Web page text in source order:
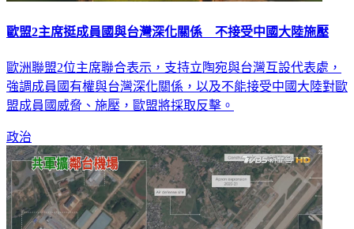
歐盟2主席挺成員國與台灣深化關係 不接受中國大陸施壓
歐洲聯盟2位主席聯合表示，支持立陶宛與台灣互設代表處，
強調成員國有權與台灣深化關係，以及不能接受中國大陸對歐
盟成員國威脅、施壓，歐盟將採取反擊。
政治